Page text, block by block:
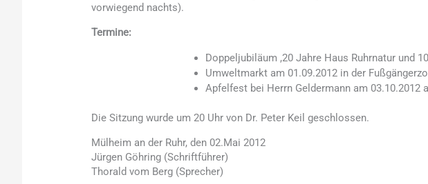
vorwiegend nachts).
Termine:
Doppeljubiläum ,20 Jahre Haus Ruhrnatur und
Umweltmarkt am 01.09.2012 in der
Apfelfest bei Herrn Geldermann am 03.10.2012
Die Sitzung wurde um 20 Uhr von Dr. Peter Keil geschlossen.
Mülheim an der Ruhr, den 02.Mai 2012
Jürgen Göhring (Schriftführer)
Thorald vom Berg (Sprecher)